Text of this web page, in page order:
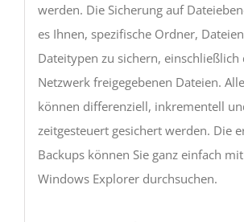
werden. Die Sicherung auf
es Ihnen, spezifische Ordner,
Dateitypen zu sichern, einschließlich
Netzwerk freigegebenen Dateien.
können differenziell, inkrementell
zeitgesteuert gesichert werden. Die
Backups können Sie ganz einfach
Windows Explorer durchsuchen.